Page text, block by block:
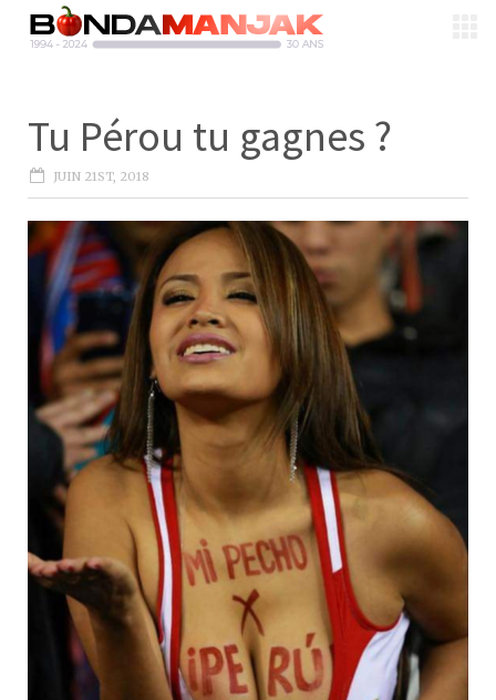
Tu Pérou tu gagnes ?
JUIN 21ST, 2018